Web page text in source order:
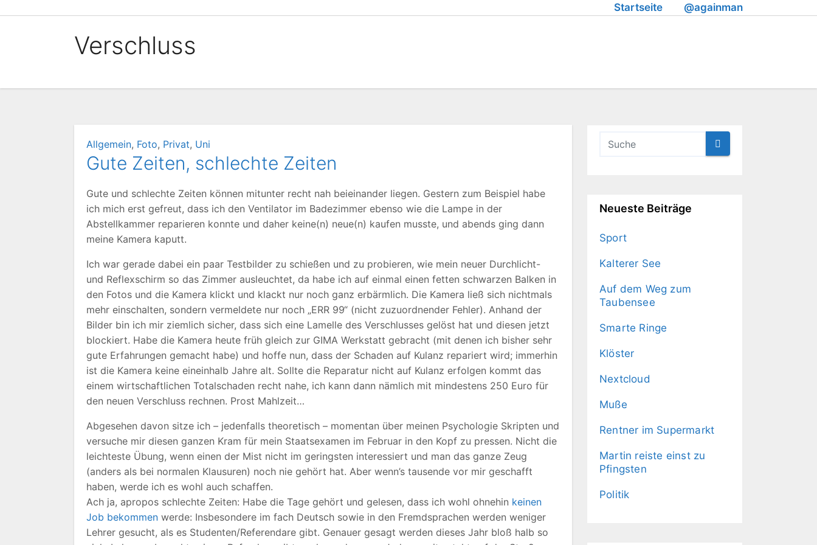
Startseite @againman
Verschluss
Allgemein, Foto, Privat, Uni
Gute Zeiten, schlechte Zeiten
Gute und schlechte Zeiten können mitunter recht nah beieinander liegen. Gestern zum Beispiel habe
ich mich erst gefreut, dass ich den Ventilator im Badezimmer ebenso wie die Lampe in der
Abstellkammer reparieren konnte und daher keine(n) neue(n) kaufen musste, und abends ging dann
meine Kamera kaputt.
Ich war gerade dabei ein paar Testbilder zu schießen und zu probieren, wie mein neuer Durchlicht-
und Reflexschirm so das Zimmer ausleuchtet, da habe ich auf einmal einen fetten schwarzen Balken in
den Fotos und die Kamera klickt und klackt nur noch ganz erbärmlich. Die Kamera ließ sich nichtmals
mehr einschalten, sondern vermeldete nur noch „ERR 99“ (nicht zuzuordnender Fehler). Anhand der
Bilder bin ich mir ziemlich sicher, dass sich eine Lamelle des Verschlusses gelöst hat und diesen jetzt
blockiert. Habe die Kamera heute früh gleich zur GIMA Werkstatt gebracht (mit denen ich bisher sehr
gute Erfahrungen gemacht habe) und hoffe nun, dass der Schaden auf Kulanz repariert wird; immerhin
ist die Kamera keine eineinhalb Jahre alt. Sollte die Reparatur nicht auf Kulanz erfolgen kommt das
einem wirtschaftlichen Totalschaden recht nahe, ich kann dann nämlich mit mindestens 250 Euro für
den neuen Verschluss rechnen. Prost Mahlzeit…
Abgesehen davon sitze ich – jedenfalls theoretisch – momentan über meinen Psychologie Skripten und
versuche mir diesen ganzen Kram für mein Staatsexamen im Februar in den Kopf zu pressen. Nicht die
leichteste Übung, wenn einen der Mist nicht im geringsten interessiert und man das ganze Zeug
(anders als bei normalen Klausuren) noch nie gehört hat. Aber wenn’s tausende vor mir geschafft
haben, werde ich es wohl auch schaffen.
Ach ja, apropos schlechte Zeiten: Habe die Tage gehört und gelesen, dass ich wohl ohnehin keinen
Job bekommen werde: Insbesondere im fach Deutsch sowie in den Fremdsprachen werden weniger
Lehrer gesucht, als es Studenten/Referendare gibt. Genauer gesagt werden dieses Jahr bloß halb so
Neueste Beiträge
Sport
Kalterer See
Auf dem Weg zum
Taubensee
Smarte Ringe
Klöster
Nextcloud
Muße
Rentner im Supermarkt
Martin reiste einst zu
Pfingsten
Politik